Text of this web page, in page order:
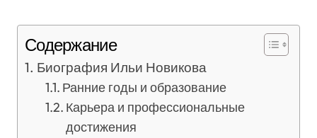
Содержание
Биография Ильи Новикова
Ранние годы и образование
Карьера и профессиональные
достижения